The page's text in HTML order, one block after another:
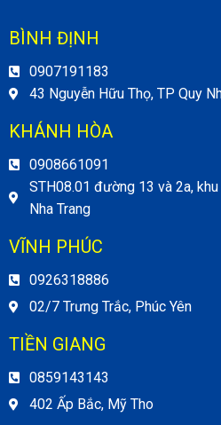
BÌNH ĐỊNH
0907191183
43 Nguyễn Hữu Thọ, TP Quy
KHÁNH HÒA
0908661091
STH08.01 đường 13 và 2a,
Nha Trang
VĨNH PHÚC
0926318886
02/7 Trưng Trắc, Phúc Yên
TIỀN GIANG
0859143143
402 Ấp Bắc, Mỹ Tho